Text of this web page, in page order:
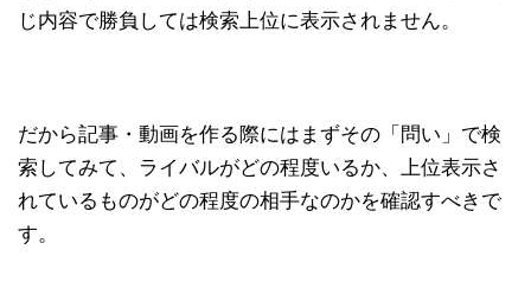
じ内容で勝負しては検索上位に表示されません。
だから記事・動画を作る際にはまずその「問い」で検
索してみて、ライバルがどの程度いるか、上位表示さ
れているものがどの程度の相手なのかを確認すべきで
す。